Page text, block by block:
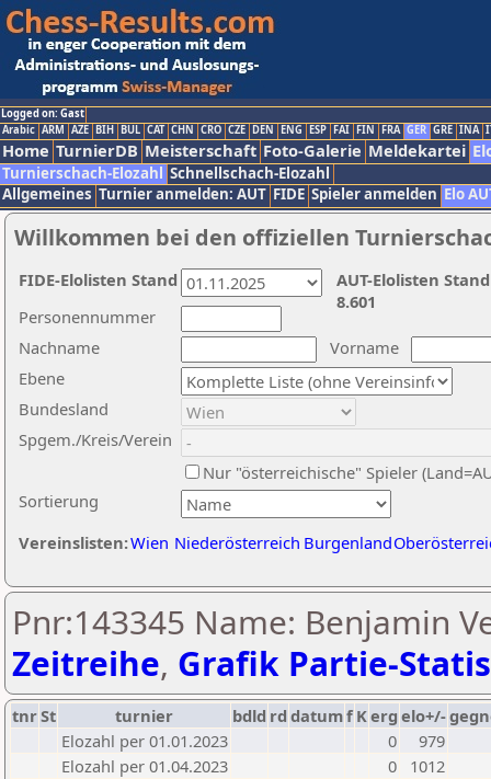
Logged on: Gast
Arabic ARM AZE BIH BUL CAT CHN CRO CZE DEN ENG ESP FAI FIN FRA GER GRE INA
Home TurnierDB Meisterschaft Foto-Galerie Meldekartei
Turnierschach-Elozahl Schnellschach-Elozahl
Allgemeines Turnier anmelden: AUT FIDE Spieler anmelden Elo
Willkommen bei den offiziellen
Nachname
Vorname
Ebene
Sortierung
Personennummer
Bundesland
Spgem./Kreis/Verein
Nur "österreichische" Spieler
Vereinslisten:Wien Niederösterreich Burgenland
AUT-Elolisten
8.601
FIDE-Elolisten Stand
Pnr:143345 Name: Benjamin
Zeitreihe, Grafik Partie-
tnrSt turnier bdld rd datumf Kerg elo+/-
Elozahl per 01.01.2023
0
979
Elozahl per 01.04.2023
0
1012